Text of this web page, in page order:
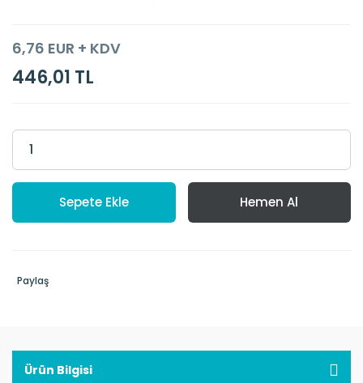
6,76 EUR + KDV
446,01 TL
Sepete Ekle Hemen Al
Paylaş
Ürün Bilgisi